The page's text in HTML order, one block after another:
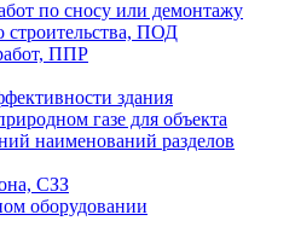
по сносу или демонтажу
строительства, ПОД
ППР
здания
газе для объекта
наименований разделов
СЗЗ
оборудовании